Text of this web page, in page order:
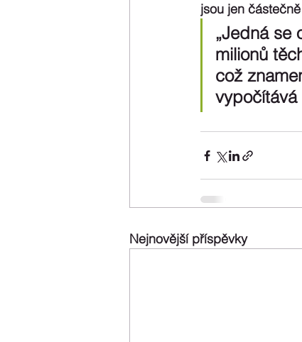
jsou jen
„Jedná se
milionů
což
vypočítává
Nejnovější příspěvky